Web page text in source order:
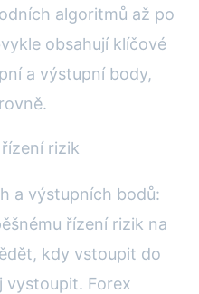
algoritmů až po
obsahují klíčové
a výstupní body,
rizik
a výstupních bodů:
řízení rizik na
kdy vstoupit do
vystoupit. Forex